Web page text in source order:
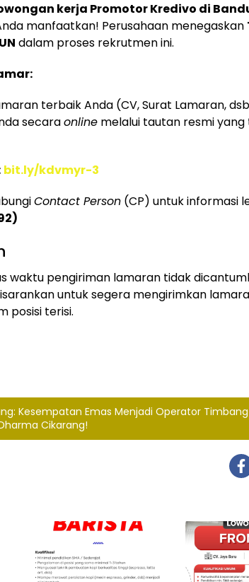
kerja Promotor Kredivo di
manfaatkan! Perusahaan menegaskan
dalam proses rekrutmen ini.
terbaik Anda (CV, Surat Lamaran,
secaraonline melalui tautan resmi yang
bit.ly/kdvmyr-3
Contact Person (CP) untuk informasi
waktu pengiriman lamaran tidak
untuk segera mengirimkan
posisi terisi.
Kesempatan Emas Menjadi Operator Timbang
Cikarang!